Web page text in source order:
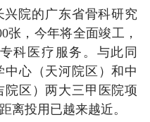
院的广东省骨科研究
张，今年将全面竣工，
科医疗服务。与此同
心（天河院区）和中
区）两大三甲医院项
离投用已越来越近。